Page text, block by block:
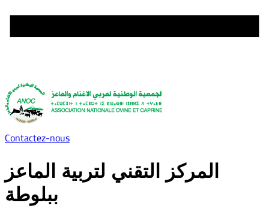
Contactez-nous
المركز التقني لتربية الماعز
ببلوطة